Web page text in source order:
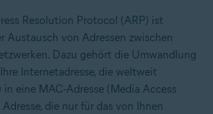
Resolution Protocol (ARP) ist
Austausch von Adressen zwischen
Dazu gehört die Umwandlung
Internetadresse, die weltweit
eine MAC-Adresse (Media Access
die nur für das von Ihnen